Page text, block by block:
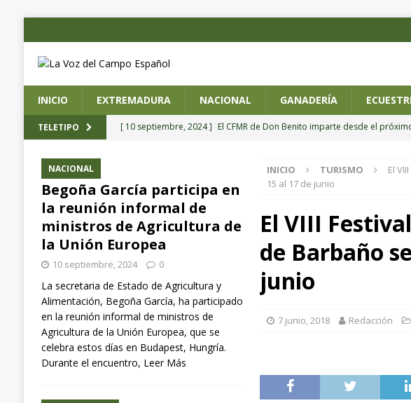
INICIO EXTREMADURA NACIONAL GANADERÍA
TELETIPO [ 10 septiembre, 2024 ] El CFMR de Don Benito imparte desde el
Planas preside la toma de posesión de los
Pesca y Alimentación
NACIONAL
[ 4 septiembre, 2024 ] CICYTEX organiza un seminario online sobre
arroz, aplicadas en España, Italia y Chile
EXTREMADURA
[ 3 septiembre, 2024 ]
Ángel Ballesteros (ganadero): “La agricultura y
el sector”
GANADERÍA
[ 10 septiembre, 2024 ]
Begoña García participa en la reunión informal
NACIONAL
INICIO TURISMO
El
15 al 17 de junio
El VIII
de Barbaño
junio
7 junio, 2018 Redacción
NACIONAL
Begoña García participa en
la reunión informal de
ministros de Agricultura de
la Unión Europea
10 septiembre, 2024 0
La secretaria de Estado de Agricultura y
Alimentación, Begoña García, ha participado
en la reunión informal de ministros de
Agricultura de la Unión Europea, que se
celebra estos días en Budapest, Hungría.
Durante el encuentro, Leer Más